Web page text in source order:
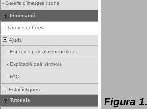
- Galeria d'imatges i sons
Informació
- Darreres notícies
Ajuda
- Espècies parcialment ocultes
- Explicació dels símbols
- FAQ
Estadístiques
Tutorials
Figura 1.